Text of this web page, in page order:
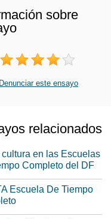
sobre
Denunciar este ensayo
relacionados
cultura en las Escuelas
Completo del DF
Escuela De Tiempo